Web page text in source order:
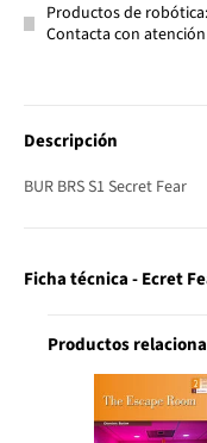
Productos de
Contacta con
Descripción
BUR BRS S1 Secret Fear
Ficha técnica - Ecret
Productos